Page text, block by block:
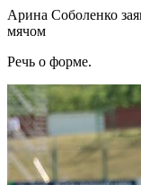
Арина Соболенко
мячом
Речь о форме.